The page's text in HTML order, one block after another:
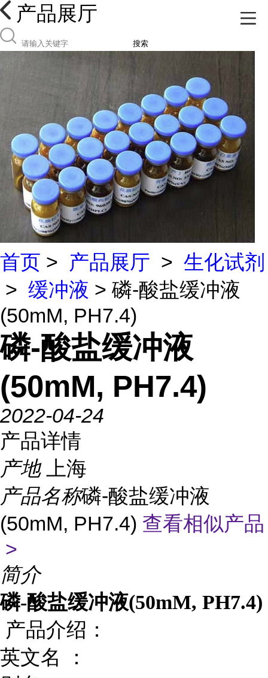
产品展厅
搜索
首页 > 产品展厅 > 生化试剂
> 缓冲液 > 磷-酸盐缓冲液
(50mM, PH7.4)
磷-酸盐缓冲液
(50mM, PH7.4)
2022-04-24
产品详情
产地
上海
产品名称磷-酸盐缓冲液
(50mM, PH7.4) 查看相似产品
>
简介
磷-酸盐缓冲液(50mM, PH7.4)
产品介绍：
英文名 ：